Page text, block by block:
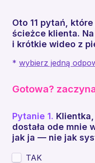
Oto 11 pytań,
ścieżce klienta.
i krótkie wideo z
* wybierz jedną
Gotowa?
Pytanie 1. Klientka,
dostała ode mnie
jak ja — nie jak
TAK